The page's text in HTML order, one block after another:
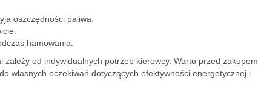
oszczędności paliwa.
hamowania.
od indywidualnych potrzeb kierowcy. Warto przed zakupem
własnych oczekiwań dotyczących efektywności energetycznej i